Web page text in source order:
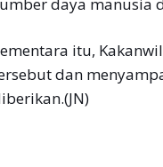
itu,
dan